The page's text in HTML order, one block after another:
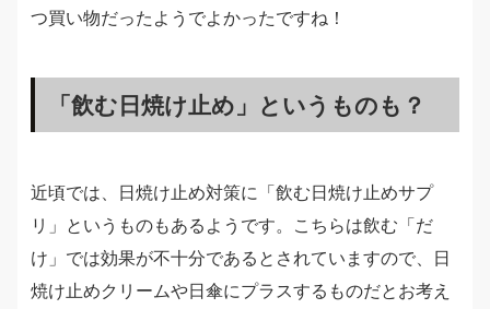
つ買い物だったようでよかったですね！
「飲む日焼け止め」というものも？
近頃では、日焼け止め対策に「飲む日焼け止めサプ
リ」というものもあるようです。こちらは飲む「だ
け」では効果が不十分であるとされていますので、日
焼け止めクリームや日傘にプラスするものだとお考え